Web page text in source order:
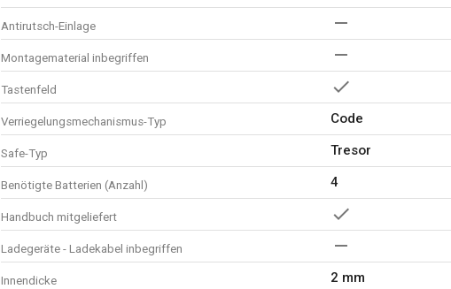
Antirutsch-Einlage
Montagematerial inbegriffen
Tastenfeld
Verriegelungsmechanismus-Typ Code
Safe-Typ Tresor
Benötigte Batterien (Anzahl) 4
Handbuch mitgeliefert
Ladegeräte - Ladekabel inbegriffen
Innendicke 2 mm